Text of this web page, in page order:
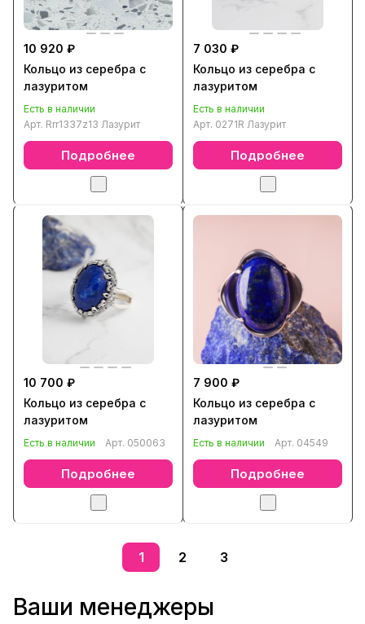
10 920 ₽
Кольцо из серебра с
лазуритом
Есть в наличии
Арт. Rrr1337z13 Лазурит
Подробнее
7 030 ₽
Кольцо из серебра с
лазуритом
Есть в наличии
Арт. 0271R Лазурит
Подробнее
10 700 ₽
Кольцо из серебра с
лазуритом
Есть в наличии Арт. 050063
Подробнее
7 900 ₽
Кольцо из серебра с
лазуритом
Есть в наличии Арт. 04549
Подробнее
1 2 3
Ваши менеджеры